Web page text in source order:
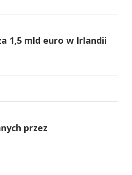
1,5 mld euro w Irlandii
przez